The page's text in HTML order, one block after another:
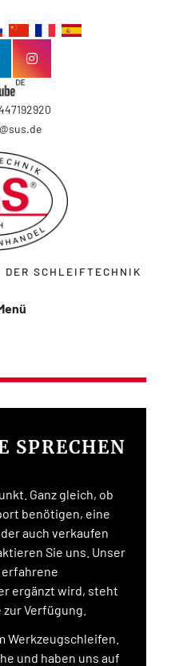
SCHLEIFTECHNIK
instagram
SPRECHEN
Ganz gleich, ob
benötigen, eine
auch verkaufen
Sie uns. Unser
erfahrene
ergänzt wird, steht
Verfügung.
Werkzeugschleifen.
und haben uns auf